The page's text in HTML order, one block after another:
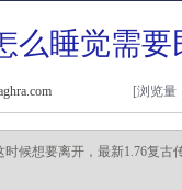
么睡觉需要
[浏览量
候想要离开，最新1.76复古